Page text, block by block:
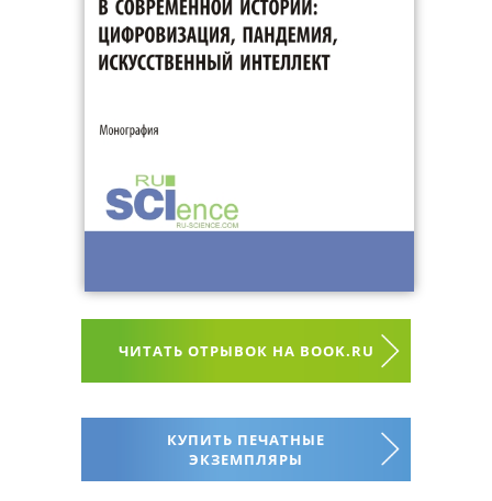
ЧИТАТЬ ОТРЫВОК НА BOOK.RU
КУПИТЬ ПЕЧАТНЫЕ
ЭКЗЕМПЛЯРЫ